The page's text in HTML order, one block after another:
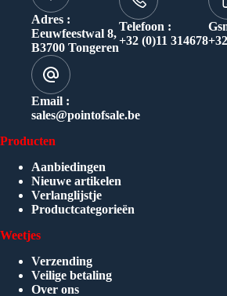
Adres :
Eeuwfeestwal 8,
B3700 Tongeren
Telefoon :
+32 (0)11 314678
Email :
sales@pointofsale.be
Producten
Aanbiedingen
Nieuwe artikelen
Verlanglijstje
Productcategorieën
Weetjes
Verzending
Veilige betaling
Over ons